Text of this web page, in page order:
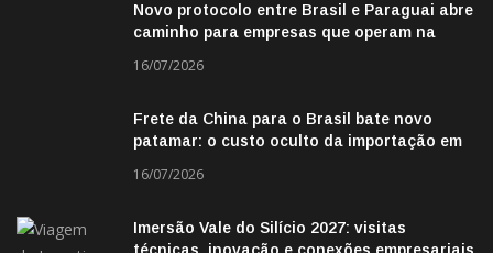
Novo protocolo entre Brasil e Paraguai abre
caminho para empresas que operam na
16/07/2026
Frete da China para o Brasil bate novo
patamar: o custo oculto da importação em
16/07/2026
Imersão Vale do Silício 2027: visitas